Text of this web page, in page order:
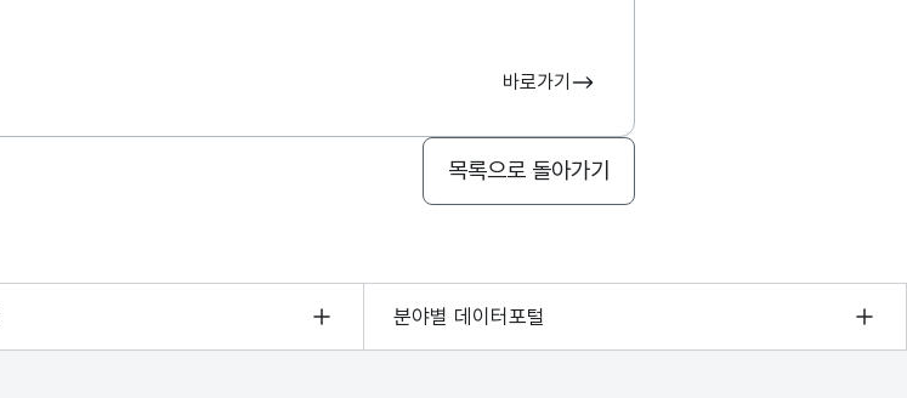
바로가기
목록으로 돌아가기
분야별 데이터포털
기상자료개방포털
국토교통부 공간정보오픈플랫폼